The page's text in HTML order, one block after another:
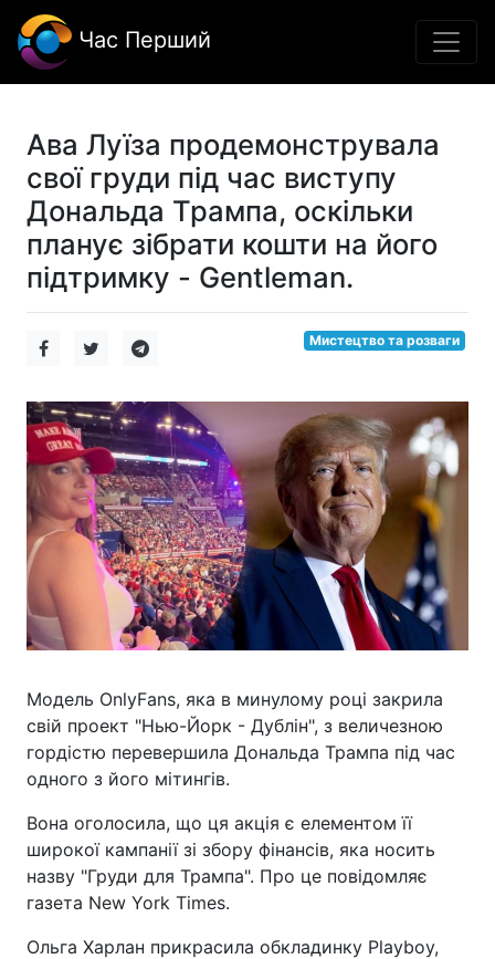
Час Перший
Ава Луїза продемонструвала
свої груди під час виступу
Дональда Трампа, оскільки
планує зібрати кошти на його
підтримку - Gentleman.
Мистецтво та розваги
Модель OnlyFans, яка в минулому році закрила
свій проект "Нью-Йорк - Дублін", з величезною
гордістю перевершила Дональда Трампа під час
одного з його мітингів.
Вона оголосила, що ця акція є елементом її
широкої кампанії зі збору фінансів, яка носить
назву "Груди для Трампа". Про це повідомляє
газета New York Times.
Ольга Харлан прикрасила обкладинку Playboy,